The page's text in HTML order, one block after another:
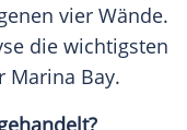
vier Wände.
die wichtigsten
Marina Bay.